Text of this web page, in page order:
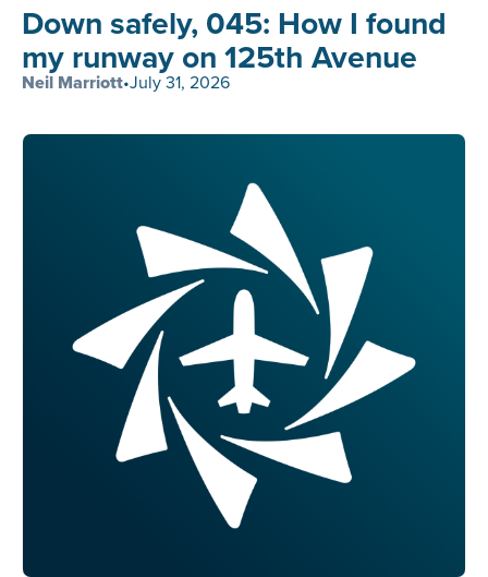
Down safely, 045: How I found
my runway on 125th Avenue
Neil Marriott•July 31, 2026